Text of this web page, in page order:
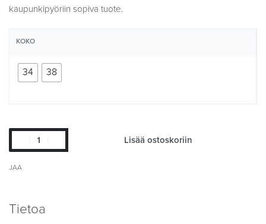
kaupunkipyöriin sopiva tuote.
KOKO
34 38
Lisää ostoskoriin
JAA
Tietoa